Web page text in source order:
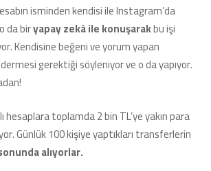
isminden kendisi ile Instagram’da
da biryapay zekâ ile konuşarakbu işi
Kendisine beğeni ve yorum yapan
gerektiği söyleniyor ve o da yapıyor.
hesaplara toplamda 2 bin TL’ye yakın para
Günlük 100 kişiye yaptıkları transferlerin
alıyorlar.